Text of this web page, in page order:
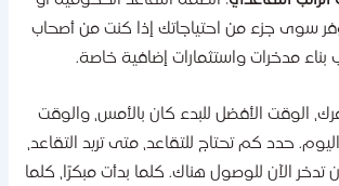
جزء من احتياجاتك إذا كنت من أصحاب
مدخرات واستثمارات إضافية خاصة.
الوقت الأفضل للبدء كان بالأمس، والوقت
حدد كم تحتاج للتقاعد، متى تريد التقاعد،
للوصول هناك. كلما بدأت مبكرًا، كلما